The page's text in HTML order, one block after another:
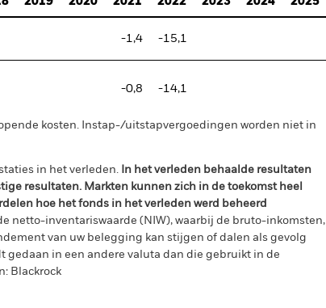
-1,4 -15,1
-0,8 -14,1
kosten. Instap-/uitstapvergoedingen worden niet in
in het verleden. In het verleden behaalde resultaten
resultaten. Markten kunnen zich in de toekomst heel
hoe het fonds in het verleden werd beheerd
netto-inventariswaarde (NIW), waarbij de bruto-inkomsten,
van uw belegging kan stijgen of dalen als gevolg
in een andere valuta dan die gebruikt in de
Blackrock